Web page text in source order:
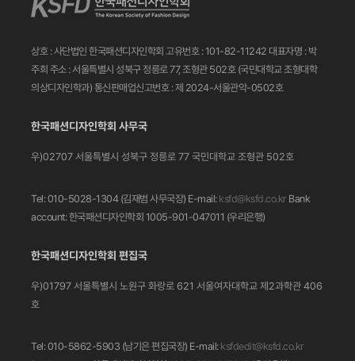
상호 : 사단법인 한국패션디자인학회 고유번호 : 101-82-11242 대표자명 : 박
주희 주소 : 서울특별시 성북구 정릉로 77, 조형관 502호 (국민대학교 조형대학
의상디자인학과) 통신판매업신고번호 : 제 2024-서울관악-0502호
한국패션디자인학회 사무국
우)02707 서울특별시 성북구 정릉로 77 국민대학교 조형관 502호
Tel: 010-5028-1304 (김재범 사무국장) E-mail: ksfd@ksfd.co.kr Bank
account: 한국패션디자인학회 1005-901-047011 (우리은행)
한국패션디자인학회 편집국
우)01797 서울특별시 노원구 화랑로 621 서울여자대학교 제2과학관 406
호
Tel: 010-5862-5903 (남기은 편집국장) E-mail: ksfdedit@ksfd.co.kr